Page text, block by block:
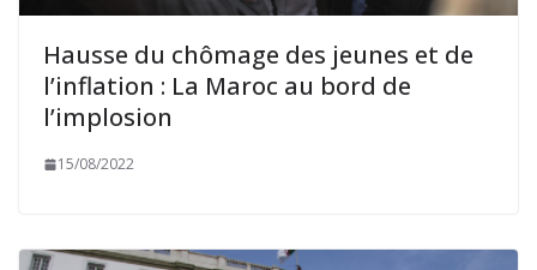
Hausse du chômage des jeunes et de
l’inflation : La Maroc au bord de
l’implosion
15/08/2022